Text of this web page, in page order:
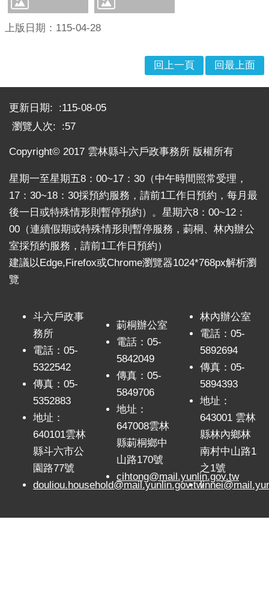
隱
私
權
策
網
站
全
策
政
網
站
資
料
上版日期：115-04-28
回上一頁 回最上面
更新日期:
115-08-05
瀏覽人次:
57
Copyright© 2017 雲林縣斗六戶政事務所 版權所有
星期一至星期五8：00~17：30（中午時間照常受理，
17：30~18：30採預約服務，請前1工作日預約，每月最
後一日或特殊情形則暫停預約）。星期六8：00~12：
00（連續假期或特殊情形則暫停服務，莿桐、林內辦公
室採預約服務，請前1工作日預約）
建議以Edge,Firefox或Chrome瀏覽器1024*768px解析瀏
覽
斗六戶政事
務所
電話：05-
5322542
傳真：05-
5352883
地址：
640101雲林
縣斗六市公
園路77號
douliou.household@mail.yunlin.gov.tw
莿桐辦公室
電話：05-
5842049
傳真：05-
5849706
地址：
647008雲林
縣莿桐鄉中
山路170號
cihtong@mail.yunlin.gov.tw
林內辦公室
電話：05-
5892694
傳真：05-
5894393
地址：
643001 雲林
縣林內鄉林
南村中山路1
之1號